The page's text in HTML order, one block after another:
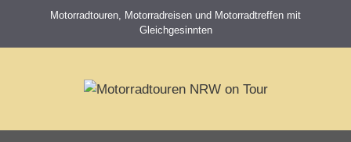
springen
Motorradtouren, Motorradreisen und Motorradtreffen mit
Gleichgesinnten